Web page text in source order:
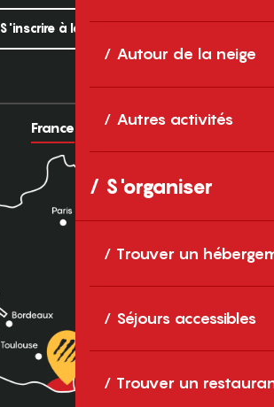
Autour de la neige
Autres activités
S'organiser
Trouver un
Séjours accessibles
Trouver un
S'inscrire à la newsletter
France Europe